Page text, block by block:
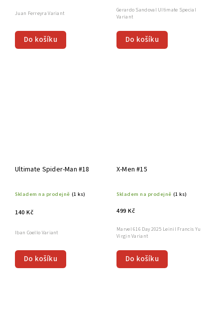
Do košíku
Juan Ferreyra Variant
Do košíku
Gerardo Sandoval Ultimate Special
Variant
Ultimate Spider-Man #18
Skladem na prodejně (1 ks)
140 Kč
Do košíku
Iban Coello Variant
X-Men #15
Skladem na prodejně (1 ks)
499 Kč
Do košíku
Marvel 616 Day 2025 Leinil Francis Yu
Virgin Variant